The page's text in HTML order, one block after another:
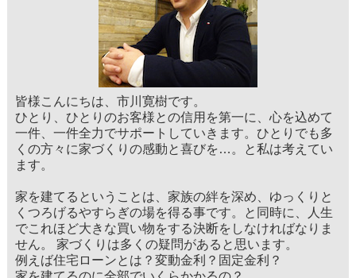
皆様こんにちは、市川寛樹です。
ひとり、ひとりのお客様との信用を第一に、心を込めて
一件、一件全力でサポートしていきます。ひとりでも多
くの方々に家づくりの感動と喜びを…。と私は考えてい
ます。
家を建てるということは、家族の絆を深め、ゆっくりと
くつろげるやすらぎの場を得る事です。と同時に、人生
でこれほど大きな買い物をする決断をしなければなりま
せん。 家づくりは多くの疑問があると思います。
例えば住宅ローンとは？変動金利？固定金利？